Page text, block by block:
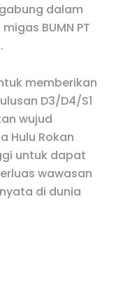
dalam
BUMN PT
memberikan
D3/D4/S1
wujud
Hulu Rokan
untuk dapat
wawasan
di dunia